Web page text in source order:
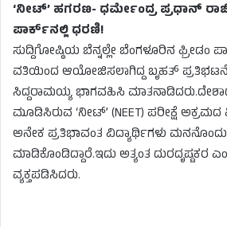
‘ನೀಟ್’ ಹಗರಣ- ಧರ್ಮೇಂದ್ರ ಪ್ರಧಾನ್
ಪಾರ್ಕ್‌ನಲ್ಲಿ ಧರಣಿ!
ಸುದ್ದಿಗೋಷ್ಠಿಯ ಬೆನ್ನಲ್ಲೇ ಬೆಂಗಳೂರಿನ ಫ್ರೀಡಂ
ವತಿಯಿಂದ ಆಯೋಜಿಸಲಾಗಿದ್ದ ಬೃಹತ್
ಸಿದ್ದರಾಮಯ್ಯ ಭಾಗವಹಿಸಿ
ಮೂಡಿಸಿರುವ ‘ನೀಟ್’ (NEET) ಪರೀಕ್ಷೆ
ಅನೇಕ ಪ್ರತಿಭಾವಂತ ವಿದ್ಯಾರ್ಥಿಗಳು ಮನನೊಂದು
ಮಾಡಿಕೊಂಡಿದ್ದಾರೆ.ಇದು ಅತ್ಯಂತ ದುರದೃಷ್ಟಕರ
ವ್ಯಕ್ತಪಡಿಸಿದರು.